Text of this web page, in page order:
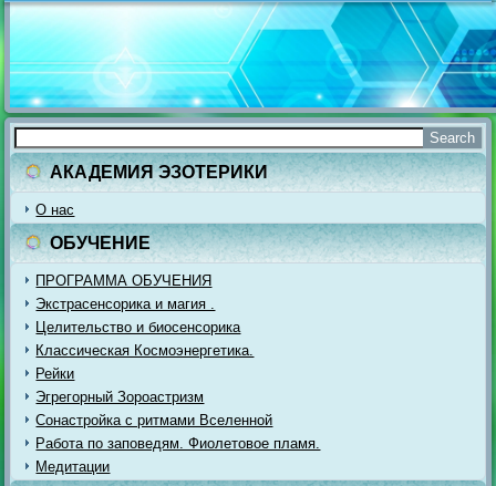
АКАДЕМИЯ ЭЗОТЕРИКИ
О нас
ОБУЧЕНИЕ
ПРОГРАММА ОБУЧЕНИЯ
Экстрасенсорика и магия .
Целительство и биосенсорика
Классическая Космоэнергетика.
Рейки
Эгрегорный Зороастризм
Сонастройка с ритмами Вселенной
Работа по заповедям. Фиолетовое пламя.
Медитации